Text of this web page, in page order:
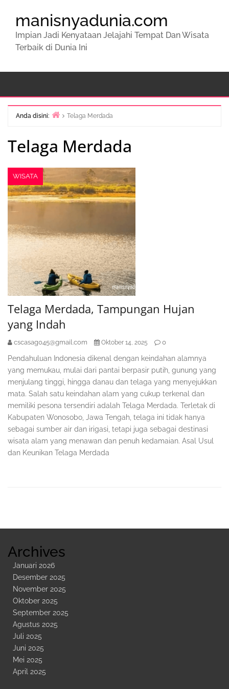
manisnyadunia.com
Impian Jadi Kenyataan Jelajahi Tempat Dan Wisata
Terbaik di Dunia Ini
Anda disini:
Telaga Merdada
Telaga Merdada
WISATA
Telaga Merdada, Tampungan Hujan
yang Indah
cscasag045@gmail.com Oktober 14, 2025 0
Pendahuluan Indonesia dikenal dengan keindahan alamnya
yang memukau, mulai dari pantai berpasir putih, gunung yang
menjulang tinggi, hingga danau dan telaga yang menyejukkan
mata. Salah satu keindahan alam yang cukup terkenal dan
memiliki pesona tersendiri adalah Telaga Merdada. Terletak di
Kabupaten Wonosobo, Jawa Tengah, telaga ini tidak hanya
sebagai sumber air dan irigasi, tetapi juga sebagai destinasi
wisata alam yang menawan dan penuh kedamaian. Asal Usul
dan Keunikan Telaga Merdada
Archives
Januari 2026
Desember 2025
November 2025
Oktober 2025
September 2025
Agustus 2025
Juli 2025
Juni 2025
Mei 2025
April 2025